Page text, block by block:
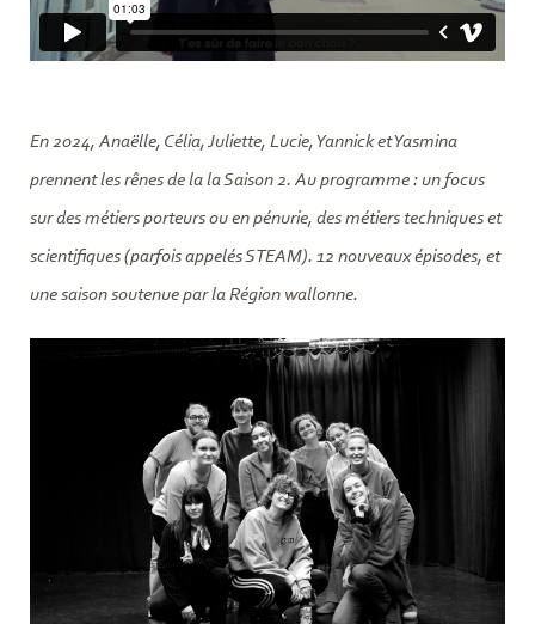
En 2024, Anaëlle, Célia, Juliette, Lucie, Yannick et Yasmina
prennent les rênes de la la Saison 2. Au programme : un focus
sur des métiers porteurs ou en pénurie, des métiers techniques et
scientifiques (parfois appelés STEAM). 12 nouveaux épisodes, et
une saison soutenue par la Région wallonne.